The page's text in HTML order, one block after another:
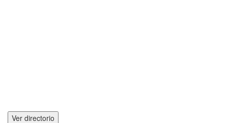
Ver directorio